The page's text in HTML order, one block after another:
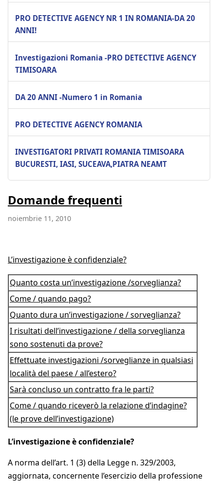
PRO DETECTIVE AGENCY NR 1 IN ROMANIA-DA 20
ANNI!
Investigazioni Romania -PRO DETECTIVE AGENCY
TIMISOARA
DA 20 ANNI -Numero 1 in Romania
PRO DETECTIVE AGENCY ROMANIA
INVESTIGATORI PRIVATI ROMANIA TIMISOARA
BUCURESTI, IASI, SUCEAVA,PIATRA NEAMT
Domande frequenti
noiembrie 11, 2010
L’investigazione è confidenziale?
Quanto costa un’investigazione /sorveglianza?
Come / quando pago?
Quanto dura un’investigazione / sorveglianza?
I risultati dell’investigazione / della sorveglianza
sono sostenuti da prove?
Effettuate investigazioni /sorveglianze in qualsiasi
località del paese / all’estero?
Sarà concluso un contratto fra le parti?
Come / quando riceverò la relazione d’indagine?
(le prove dell’investigazione)
L’investigazione è confidenziale?
A norma dell’art. 1 (3) della Legge n. 329/2003,
aggiornata, concernente l’esercizio della professione